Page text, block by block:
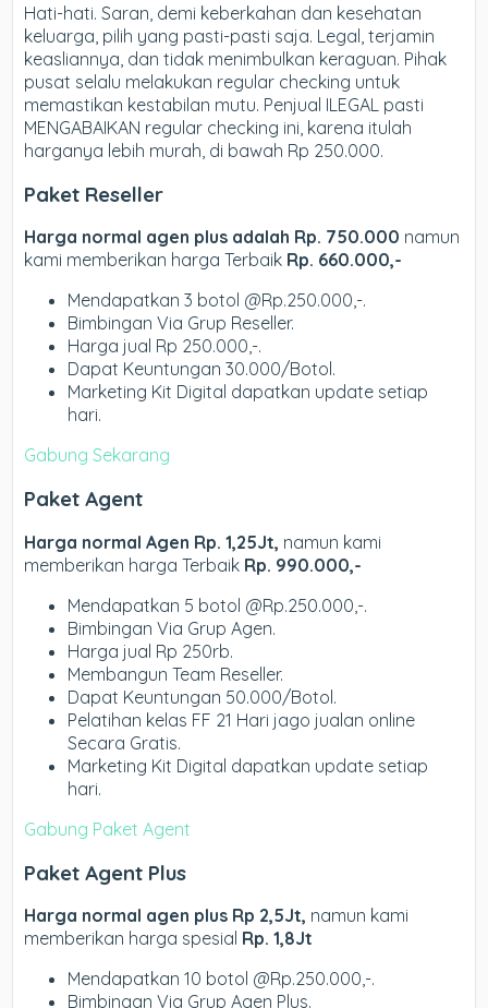
Hati-hati. Saran, demi keberkahan dan kesehatan
keluarga, pilih yang pasti-pasti saja. Legal, terjamin
keasliannya, dan tidak menimbulkan keraguan. Pihak
pusat selalu melakukan regular checking untuk
memastikan kestabilan mutu. Penjual ILEGAL pasti
MENGABAIKAN regular checking ini, karena itulah
harganya lebih murah, di bawah Rp 250.000.
Paket Reseller
Harga normal agen plus adalah Rp. 750.000 namun
kami memberikan harga Terbaik Rp. 660.000,-
Mendapatkan 3 botol @Rp.250.000,-.
Bimbingan Via Grup Reseller.
Harga jual Rp 250.000,-.
Dapat Keuntungan 30.000/Botol.
Marketing Kit Digital dapatkan update setiap
hari.
Gabung Sekarang
Paket Agent
Harga normal Agen Rp. 1,25Jt, namun kami
memberikan harga Terbaik Rp. 990.000,-
Mendapatkan 5 botol @Rp.250.000,-.
Bimbingan Via Grup Agen.
Harga jual Rp 250rb.
Membangun Team Reseller.
Dapat Keuntungan 50.000/Botol.
Pelatihan kelas FF 21 Hari jago jualan online
Secara Gratis.
Marketing Kit Digital dapatkan update setiap
hari.
Gabung Paket Agent
Paket Agent Plus
Harga normal agen plus Rp 2,5Jt, namun kami
memberikan harga spesial Rp. 1,8Jt
Mendapatkan 10 botol @Rp.250.000,-.
Bimbingan Via Grup Agen Plus.